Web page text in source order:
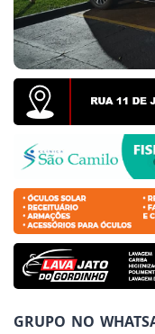
do Povo pede
GRUPO NO